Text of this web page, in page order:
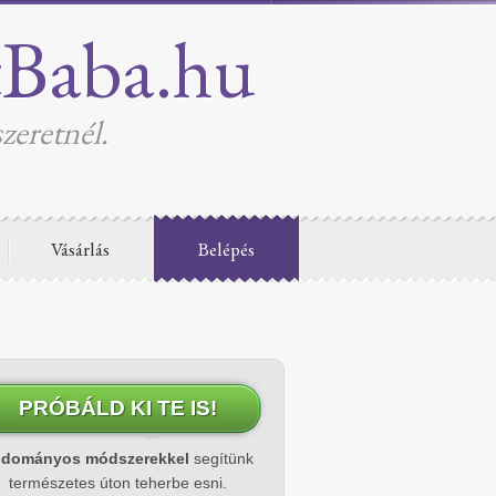
Vásárlás Belépés
PRÓBÁLD KI TE IS!
módszerekkel segítünk
természetes úton teherbe esni.